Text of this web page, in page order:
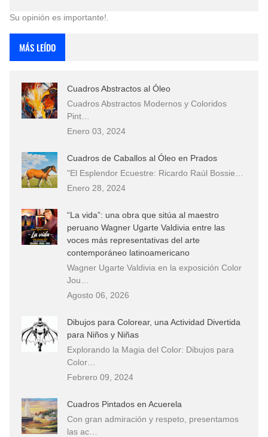
Su opinión es importante!.
MÁS LEÍDO
Cuadros Abstractos al Óleo
Cuadros Abstractos Modernos y Coloridos
Pint…
Enero 03, 2024
Cuadros de Caballos al Óleo en Prados
"El Esplendor Ecuestre: Ricardo Raúl Bossie…
Enero 28, 2024
“La vida”: una obra que sitúa al maestro
peruano Wagner Ugarte Valdivia entre las
voces más representativas del arte
contemporáneo latinoamericano
Wagner Ugarte Valdivia en la exposición Color
Jou…
Agosto 06, 2026
Dibujos para Colorear, una Actividad Divertida
para Niños y Niñas
Explorando la Magia del Color: Dibujos para
Color…
Febrero 09, 2024
Cuadros Pintados en Acuerela
Con gran admiración y respeto, presentamos
las ac…